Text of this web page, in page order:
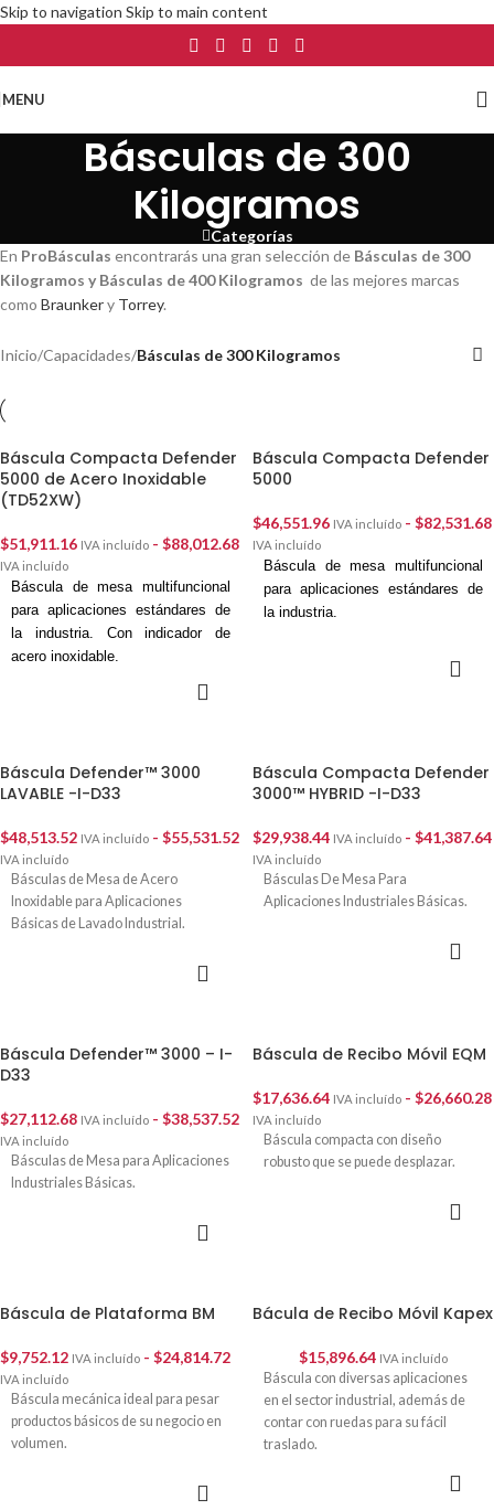
Skip to navigation Skip to main content
MENU
Básculas de 300
Kilogramos
Categorías
En ProBásculas encontrarás una gran selección de Básculas de 300
Kilogramos y Básculas de 400 Kilogramos de las mejores marcas
como Braunkery Torrey.
Inicio/Capacidades/Básculas de 300 Kilogramos
Báscula Compacta Defender
5000 de Acero Inoxidable
(TD52XW)
$51,911.16 IVA incluído - $88,012.68
IVA incluído
Báscula de mesa multifuncional
para aplicaciones estándares de
la industria. Con indicador de
acero inoxidable.
Báscula Compacta Defender
5000
$46,551.96 IVA incluído - $82,531.68
IVA incluído
Báscula de mesa multifuncional
para aplicaciones estándares de
la industria.
Báscula Defender™ 3000
LAVABLE -I-D33
$48,513.52 IVA incluído - $55,531.52
IVA incluído
Básculas de Mesa de Acero
Inoxidable para Aplicaciones
Básicas de Lavado Industrial.
Báscula Compacta Defender
3000™ HYBRID -I-D33
$29,938.44 IVA incluído - $41,387.64
IVA incluído
Básculas De Mesa Para
Aplicaciones Industriales Básicas.
Báscula Defender™ 3000 – I-
D33
$27,112.68 IVA incluído - $38,537.52
IVA incluído
Básculas de Mesa para Aplicaciones
Industriales Básicas.
Báscula de Recibo Móvil EQM
$17,636.64 IVA incluído - $26,660.28
IVA incluído
Báscula compacta con diseño
robusto que se puede desplazar.
Báscula de Plataforma BM
$9,752.12 IVA incluído - $24,814.72
IVA incluído
Báscula mecánica ideal para pesar
productos básicos de su negocio en
volumen.
Bácula de Recibo Móvil Kapex
$15,896.64 IVA incluído
Báscula con diversas aplicaciones
en el sector industrial, además de
contar con ruedas para su fácil
traslado.